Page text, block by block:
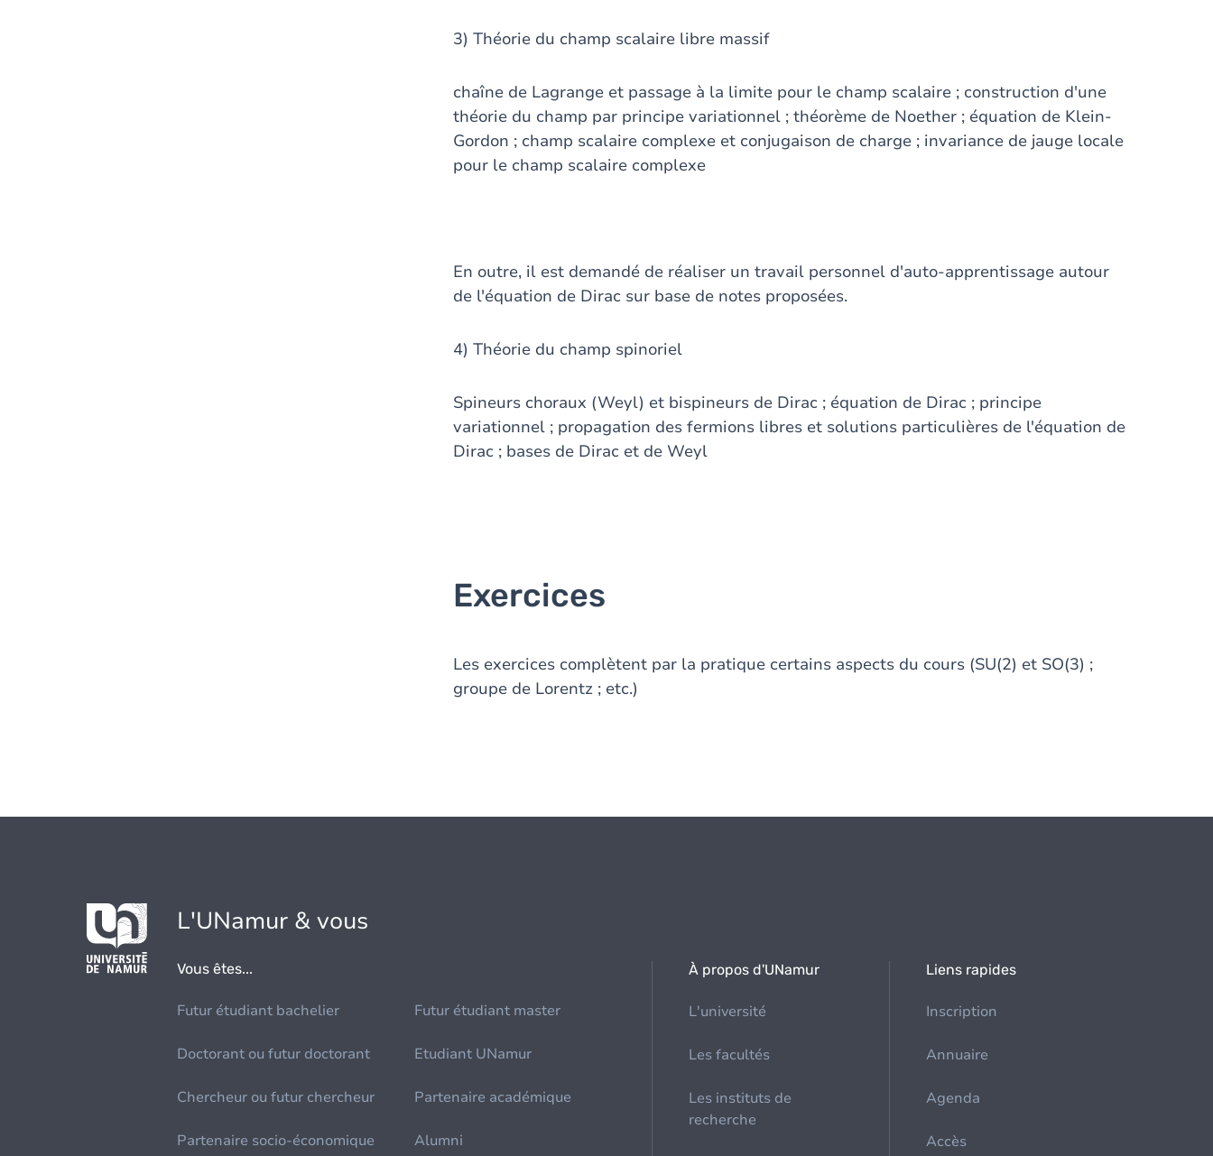
3) Théorie du champ scalaire libre massif
chaîne de Lagrange et passage à la limite pour le champ scalaire ; construction d'une
théorie du champ par principe variationnel ; théorème de Noether ; équation de Klein-
Gordon ; champ scalaire complexe et conjugaison de charge ; invariance de jauge locale
pour le champ scalaire complexe
En outre, il est demandé de réaliser un travail personnel d'auto-apprentissage autour
de l'équation de Dirac sur base de notes proposées.
4) Théorie du champ spinoriel
Spineurs choraux (Weyl) et bispineurs de Dirac ; équation de Dirac ; principe
variationnel ; propagation des fermions libres et solutions particulières de l'équation de
Dirac ; bases de Dirac et de Weyl
Exercices
Les exercices complètent par la pratique certains aspects du cours (SU(2) et SO(3) ;
groupe de Lorentz ; etc.)
L'UNamur & vous
Vous êtes...
Futur étudiant bachelier Futur étudiant master
Doctorant ou futur doctorant Etudiant UNamur
Chercheur ou futur chercheur Partenaire académique
Partenaire socio-économique Alumni
À propos d'UNamur
L'université
Les facultés
Les instituts de
recherche
Liens rapides
Inscription
Annuaire
Agenda
Accès